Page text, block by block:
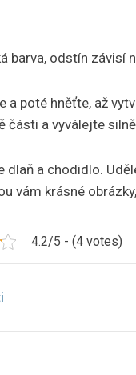
barva, odstín závisí
a poté hněťte, až
části a vyválejte
dlaň a chodidlo.
vám krásné
4.2/5 - (4 votes)